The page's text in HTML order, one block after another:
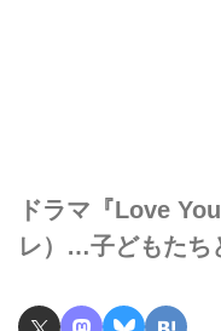
ドラマ『Love
レ）…子どもたち